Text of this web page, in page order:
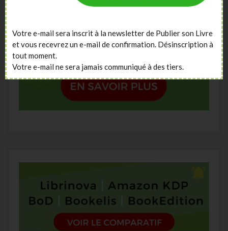
Votre e-mail sera inscrit à la newsletter de Publier son Livre
et vous recevrez un e-mail de confirmation. Désinscription à
tout moment.
Votre e-mail ne sera jamais communiqué à des tiers.